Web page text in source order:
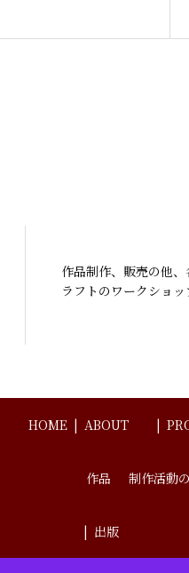
作品制作、販売の他
ラフトのワークショッ
HOME ABOUT
作品
出版
制作活動